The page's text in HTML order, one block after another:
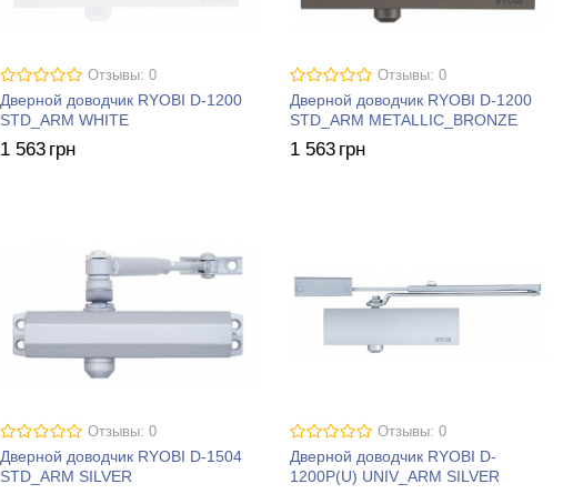
Отзывы: 0
Дверной доводчик RYOBI D-1200
STD_ARM WHITE
1 563 грн
Отзывы: 0
Дверной доводчик RYOBI D-1200
STD_ARM METALLIC_BRONZE
1 563 грн
Отзывы: 0
Дверной доводчик RYOBI D-1504
STD_ARM SILVER
Отзывы: 0
Дверной доводчик RYOBI D-
1200P(U) UNIV_ARM SILVER